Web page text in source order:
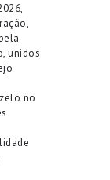
unidos
no